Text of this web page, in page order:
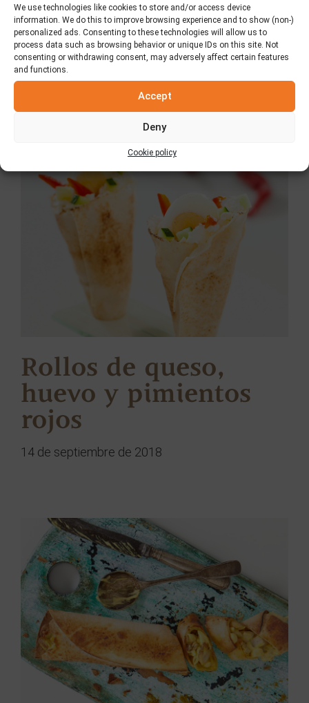
We use technologies like cookies to store and/or access device
information. We do this to improve browsing experience and to show (non-)
personalized ads. Consenting to these technologies will allow us to
process data such as browsing behavior or unique IDs on this site. Not
consenting or withdrawing consent, may adversely affect certain features
and functions.
Accept
Deny
Cookie policy
Cheeseburger
14 de septiembre de 2018
Rollos de queso,
huevo y pimientos
rojos
14 de septiembre de 2018